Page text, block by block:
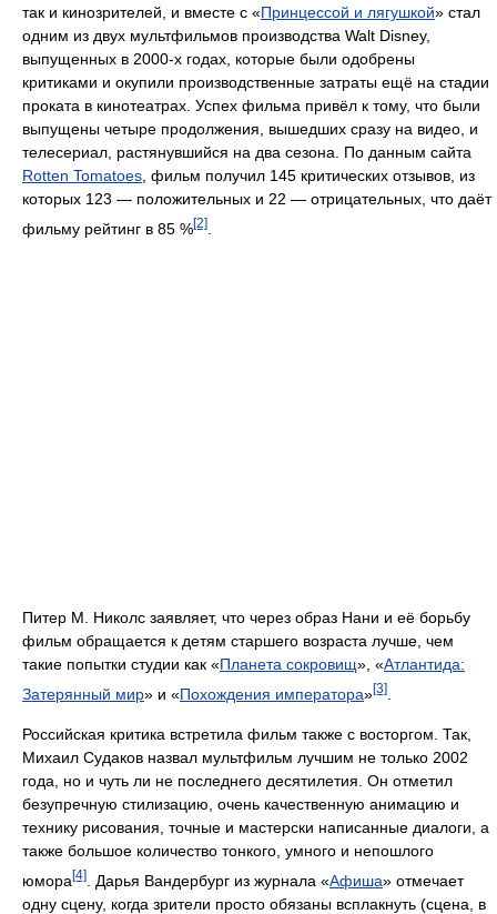
так и кинозрителей, и вместе с «Принцессой и лягушкой» стал
одним из двух мультфильмов производства Walt Disney,
выпущенных в 2000-х годах, которые были одобрены
критиками и окупили производственные затраты ещё на стадии
проката в кинотеатрах. Успех фильма привёл к тому, что были
выпущены четыре продолжения, вышедших сразу на видео, и
телесериал, растянувшийся на два сезона. По данным сайта
Rotten Tomatoes , фильм получил 145 критических отзывов, из
которых 123 — положительных и 22 — отрицательных, что даёт
фильму рейтинг в 85 %[2]
Питер М. Николс заявляет, что через образ Нани и её борьбу
фильм обращается к детям старшего возраста лучше, чем
такие попытки студии как «Планета сокровищ», «Атлантида:
Затерянный мир» и «Похождения императора»[3]
Российская критика встретила фильм также с восторгом. Так,
Михаил Судаков назвал мультфильм лучшим не только 2002
года, но и чуть ли не последнего десятилетия. Он отметил
безупречную стилизацию, очень качественную анимацию и
технику рисования, точные и мастерски написанные диалоги, а
также большое количество тонкого, умного и непошлого
юмора[4] . Дарья Вандербург из журнала «Афиша» отмечает
одну сцену, когда зрители просто обязаны всплакнуть (сцена, в